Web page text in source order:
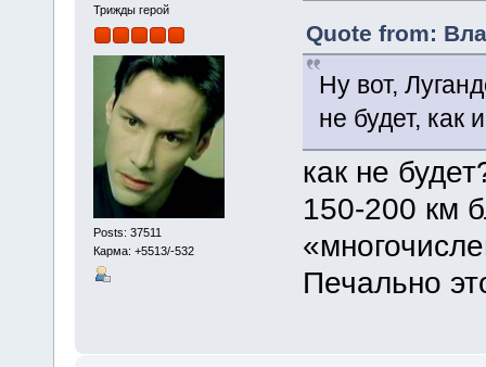
Трижды герой
Posts: 37511
Карма: +5513/-532
Quote from:
Ну вот,
не будет, как
как не
150-200 км
Печально